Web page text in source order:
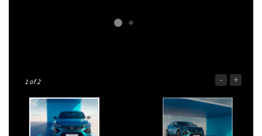
1 of 2 - +